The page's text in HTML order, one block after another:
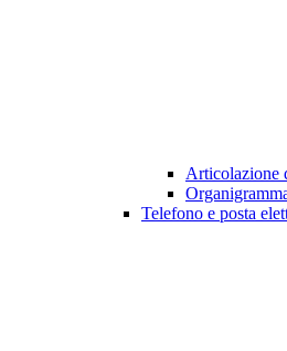
Articolazione
Telefono e posta